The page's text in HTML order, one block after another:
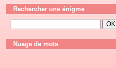
Rechercher une énigme
Nuage de mots